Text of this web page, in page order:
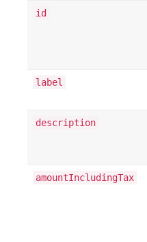
id
label
description
amountIncludingTax